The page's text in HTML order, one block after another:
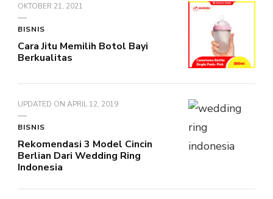
OKTOBER 21, 2021
BISNIS
Cara Jitu Memilih Botol Bayi
Berkualitas
UPDATED ON APRIL 12, 2019
BISNIS
Rekomendasi 3 Model Cincin
Berlian Dari Wedding Ring
Indonesia